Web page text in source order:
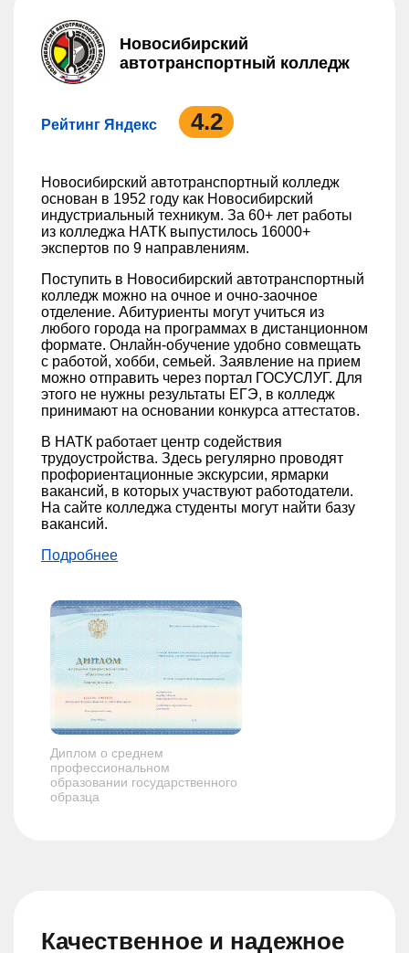
Новосибирский
автотранспортный колледж
Рейтинг Яндекс 4.2
Новосибирский автотранспортный колледж
основан в 1952 году как Новосибирский
индустриальный техникум. За 60+ лет работы
из колледжа НАТК выпустилось 16000+
экспертов по 9 направлениям.
Поступить в Новосибирский автотранспортный
колледж можно на очное и очно-заочное
отделение. Абитуриенты могут учиться из
любого города на программах в дистанционном
формате. Онлайн-обучение удобно совмещать
с работой, хобби, семьей. Заявление на прием
можно отправить через портал ГОСУСЛУГ. Для
этого не нужны результаты ЕГЭ, в колледж
принимают на основании конкурса аттестатов.
В НАТК работает центр содействия
трудоустройства. Здесь регулярно проводят
профориентационные экскурсии, ярмарки
вакансий, в которых участвуют работодатели.
На сайте колледжа студенты могут найти базу
вакансий.
Подробнее
Диплом о среднем
профессиональном
образовании государственного
образца
Качественное и надежное